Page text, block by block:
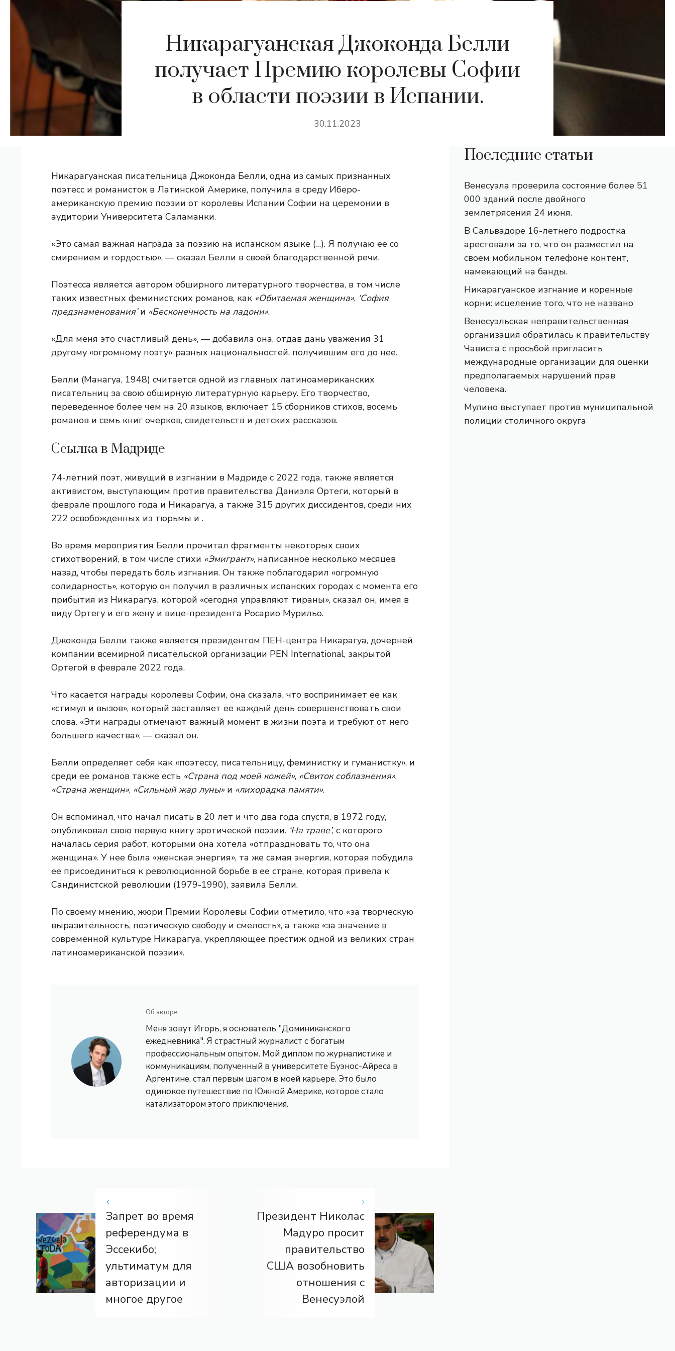
Никарагуанская Джоконда Белли
получает Премию королевы Софии
в области поэзии в Испании.
30.11.2023
Никарагуанская писательница Джоконда Белли, одна из самых признанных
поэтесс и романисток в Латинской Америке, получила в среду Иберо-
американскую премию поэзии от королевы Испании Софии на церемонии в
аудитории Университета Саламанки.
«Это самая важная награда за поэзию на испанском языке (…). Я получаю ее со
смирением и гордостью», — сказал Белли в своей благодарственной речи.
Поэтесса является автором обширного литературного творчества, в том числе
таких известных феминистских романов, как «Обитаемая женщина», ‘София
предзнаменования’и «Бесконечность на ладони».
«Для меня это счастливый день», — добавила она, отдав дань уважения 31
другому «огромному поэту» разных национальностей, получившим его до нее.
Белли (Манагуа, 1948) считается одной из главных латиноамериканских
писательниц за свою обширную литературную карьеру. Его творчество,
переведенное более чем на 20 языков, включает 15 сборников стихов, восемь
романов и семь книг очерков, свидетельств и детских рассказов.
Ссылка в Мадриде
74-летний поэт, живущий в изгнании в Мадриде с 2022 года, также является
активистом, выступающим против правительства Даниэля Ортеги, который в
феврале прошлого года и Никарагуа, а также 315 других диссидентов, среди них
222 освобожденных из тюрьмы и .
Во время мероприятия Белли прочитал фрагменты некоторых своих
стихотворений, в том числе стихи «Эмигрант», написанное несколько месяцев
назад, чтобы передать боль изгнания. Он также поблагодарил «огромную
солидарность», которую он получил в различных испанских городах с момента его
прибытия из Никарагуа, которой «сегодня управляют тираны», сказал он, имея в
виду Ортегу и его жену и вице-президента Росарио Мурильо.
Джоконда Белли также является президентом ПЕН-центра Никарагуа, дочерней
компании всемирной писательской организации PEN International, закрытой
Ортегой в феврале 2022 года.
Что касается награды королевы Софии, она сказала, что воспринимает ее как
«стимул и вызов», который заставляет ее каждый день совершенствовать свои
слова. «Эти награды отмечают важный момент в жизни поэта и требуют от него
большего качества», — сказал он.
Белли определяет себя как «поэтессу, писательницу, феминистку и гуманистку», и
среди ее романов также есть «Страна под моей кожей», «Свиток соблазнения»,
«Страна женщин», «Сильный жар луны» и «лихорадка памяти».
Он вспоминал, что начал писать в 20 лет и что два года спустя, в 1972 году,
опубликовал свою первую книгу эротической поэзии. ‘На траве’, с которого
началась серия работ, которыми она хотела «отпраздновать то, что она
женщина». У нее была «женская энергия», та же самая энергия, которая побудила
ее присоединиться к революционной борьбе в ее стране, которая привела к
Сандинистской революции (1979-1990), заявила Белли.
По своему мнению, жюри Премии Королевы Софии отметило, что «за творческую
выразительность, поэтическую свободу и смелость», а также «за значение в
современной культуре Никарагуа, укрепляющее престиж одной из великих стран
латиноамериканской поэзии».
Об авторе
Меня зовут Игорь, я основатель "Доминиканского
ежедневника". Я страстный журналист с богатым
профессиональным опытом. Мой диплом по журналистике и
коммуникациям, полученный в университете Буэнос-Айреса в
Аргентине, стал первым шагом в моей карьере. Это было
одинокое путешествие по Южной Америке, которое стало
катализатором этого приключения.
Запрет во время
референдума в
Эссекибо;
ультиматум для
авторизации и
многое другое
Президент Николас
Мадуро просит
правительство
США возобновить
отношения с
Венесуэлой
Последние статьи
Венесуэла проверила состояние более 51
000 зданий после двойного
землетрясения 24 июня.
В Сальвадоре 16-летнего подростка
арестовали за то, что он разместил на
своем мобильном телефоне контент,
намекающий на банды.
Никарагуанское изгнание и коренные
корни: исцеление того, что не названо
Венесуэльская неправительственная
организация обратилась к правительству
Чависта с просьбой пригласить
международные организации для оценки
предполагаемых нарушений прав
человека.
Мулино выступает против муниципальной
полиции столичного округа